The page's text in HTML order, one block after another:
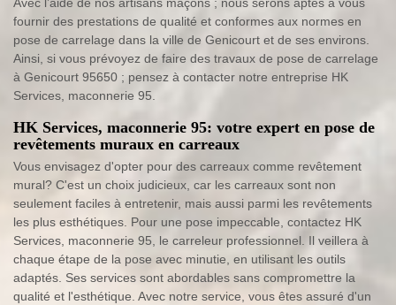
Avec l’aide de nos artisans maçons ; nous serons aptes à vous
fournir des prestations de qualité et conformes aux normes en
pose de carrelage dans la ville de Genicourt et de ses environs.
Ainsi, si vous prévoyez de faire des travaux de pose de carrelage
à Genicourt 95650 ; pensez à contacter notre entreprise HK
Services, maconnerie 95.
HK Services, maconnerie 95: votre expert en pose de
revêtements muraux en carreaux
Vous envisagez d'opter pour des carreaux comme revêtement
mural? C'est un choix judicieux, car les carreaux sont non
seulement faciles à entretenir, mais aussi parmi les revêtements
les plus esthétiques. Pour une pose impeccable, contactez HK
Services, maconnerie 95, le carreleur professionnel. Il veillera à
chaque étape de la pose avec minutie, en utilisant les outils
adaptés. Ses services sont abordables sans compromettre la
qualité et l'esthétique. Avec notre service, vous êtes assuré d'un